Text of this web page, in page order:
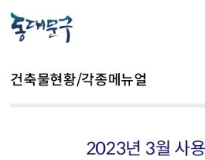
건축물현황/각종메뉴얼
2023년 3월 사